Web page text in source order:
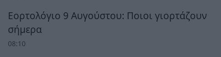
Εορτολόγιο 9 Αυγούστου: Ποιοι γιορτάζουν
σήμερα
08:10